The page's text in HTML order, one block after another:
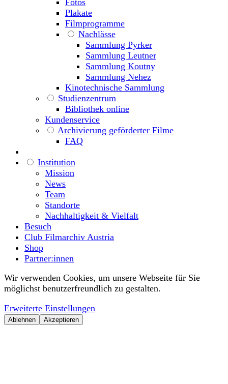
Plakate
Filmprogramme
Nachlässe
Sammlung Pyrker
Sammlung Leutner
Sammlung Koutny
Sammlung Nehez
Kinotechnische Sammlung
Studienzentrum
Bibliothek online
Kundenservice
Archivierung geförderter Filme
FAQ
Institution
Mission
News
Team
Standorte
Nachhaltigkeit & Vielfalt
Besuch
Club Filmarchiv Austria
Shop
Partner:innen
Wir verwenden Cookies, um unsere Webseite für Sie
möglichst benutzerfreundlich zu gestalten.
Erweiterte Einstellungen
Ablehnen Akzeptieren